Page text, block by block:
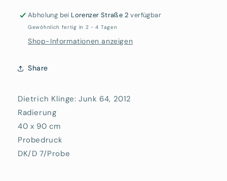
Abholung bei Lorenzer Straße 2 verfügbar
Gewöhnlich fertig in 2 - 4 Tagen
Shop-Informationen anzeigen
Share
Dietrich Klinge: Junk 64, 2012
Radierung
40 x 90 cm
Probedruck
DK/D 7/Probe